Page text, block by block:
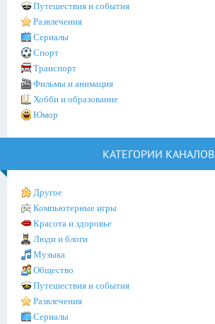
Путешествия и события
Развлечения
Сериалы
Спорт
Транспорт
Фильмы и анимация
Хобби и образование
Юмор
КАТЕГОРИИ КАНАЛОВ
Другое
Компьютерные игры
Красота и здоровье
Люди и блоги
Музыка
Общество
Путешествия и события
Развлечения
Сериалы